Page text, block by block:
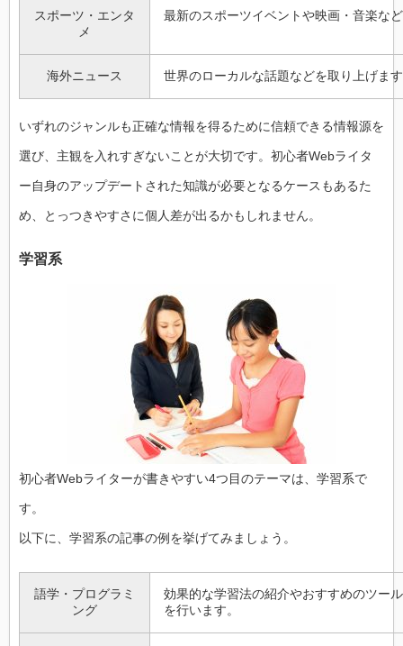
スポーツ・エンタ
メ
最新のスポーツイベントや映画・音楽な
海外ニュース 世界のローカルな話題などを取り上げま
いずれのジャンルも正確な情報を得るために信頼できる情報源を
選び、主観を入れすぎないことが大切です。初心者Webライタ
ー自身のアップデートされた知識が必要となるケースもあるた
め、とっつきやすさに個人差が出るかもしれません。
学習系
初心者Webライターが書きやすい4つ目のテーマは、学習系で
す。
以下に、学習系の記事の例を挙げてみましょう。
語学・プログラミ
ング
効果的な学習法の紹介やおすすめのツー
を行います。